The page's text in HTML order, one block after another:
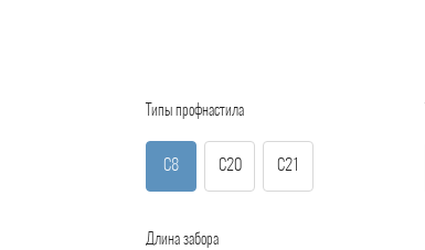
Типы профнастила
С8 С20 С21
Длина забора